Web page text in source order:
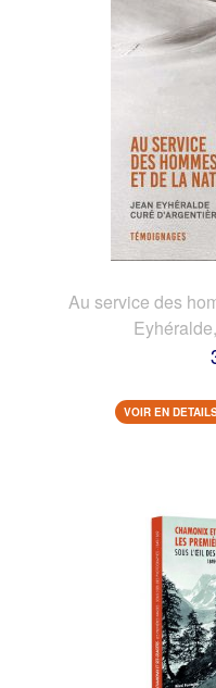
Au service des
VOIR EN